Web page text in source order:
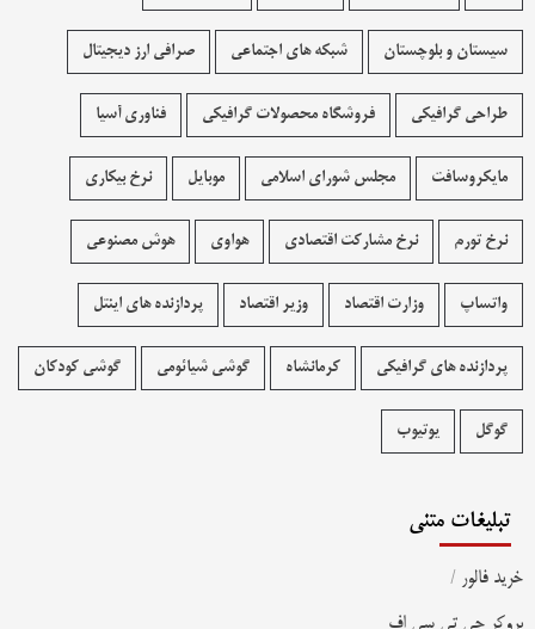
سیستان و بلوچستان شبکه های اجتماعی صرافی ارز دیجیتال
طراحی گرافیکی فروشگاه محصولات گرافيکی فناوری آسیا
مایکروسافت مجلس شورای اسلامی موبایل نرخ بیکاری
نرخ تورم نرخ مشارکت اقتصادی هواوی هوش مصنوعی
واتساپ وزارت اقتصاد وزیر اقتصاد پردازنده های اینتل
پردازنده های گرافیکی کرمانشاه گوشی شیائومی گوشی کودکان
گوگل یوتیوب
تبلیغات متنی
خرید فالور /
بروکر جی تی سی اف